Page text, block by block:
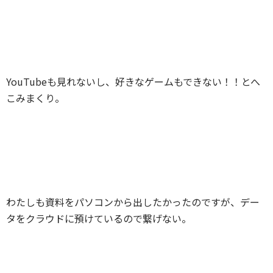
YouTubeも見れないし、好きなゲームもできない！！とへ
こみまくり。
わたしも資料をパソコンから出したかったのですが、デー
タをクラウドに預けているので繋げない。